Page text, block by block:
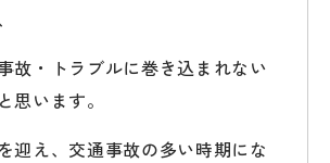
故・トラブルに巻き込まれない
思います。
迎え、交通事故の多い時期にな